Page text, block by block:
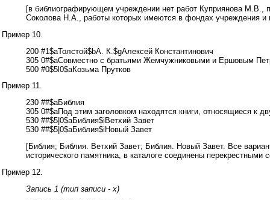
[в библиографирующем учреждении нет работ Куприянова М.В.,
Соколова Н.А., работы которых имеются в фондах учреждения и
Пример 10.
200 #1$aТолстой$bА. К.$gАлексей Константинович
305 0#$aСовместно с братьями Жемчужниковыми и Ершовым
500 #0$5l0$aКозьма Прутков
Пример 11.
230 ##$aБиблия
305 0#$aПод этим заголовком находятся книги, относящиеся к
530 ##$5|0$aБиблия$iВетхий Завет
530 ##$5|0$aБиблия$iНовый Завет
[Библия; Библия. Ветхий Завет; Библия. Новый Завет. Все
исторического памятника, в каталоге соединены
Пример 12.
Запись 1 (тип записи - x)